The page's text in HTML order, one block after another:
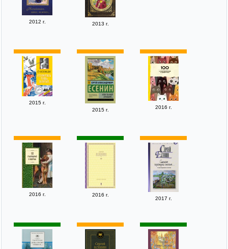
2012 г. 2013 г.
2015 г.
2015 г.
2016 г.
2016 г. 2016 г.
2017 г.